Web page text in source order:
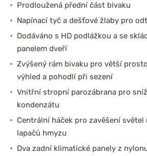
Prodloužená přední část bivaku
Napínací tyč a dešťové žlaby pro
Dodáváno s HD podlážkou a se
panelem dveří
Zvýšený rám bivaku pro větší
výhled a pohodlí při sezení
Vnitřní stropní parozábrana pro
kondenzátu
Centrální háček pro zavěšení světel
lapačů hmyzu
Dva zadní klimatické panely z